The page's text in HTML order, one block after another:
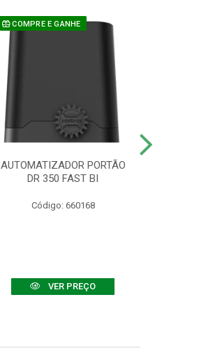
COMPRE E GANHE
AUTOMATIZADOR PORTÃO
DR 350 FAST BI
Código: 660168
VER PREÇO